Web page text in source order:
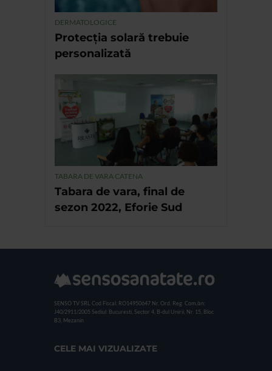
DERMATOLOGICE
Protecția solară trebuie
personalizată
TABARA DE VARA CATENA
Tabara de vara, final de
sezon 2022, Eforie Sud
SENSO TV SRL Cod Fiscal: RO14950647 Nr. Ord. Reg. Com./an:
J40/2911/2005 Sediul: Bucuresti, Sector 4, B-dul Unirii, Nr. 15, Bloc
B3, Mezanin
CELE MAI VIZUALIZATE